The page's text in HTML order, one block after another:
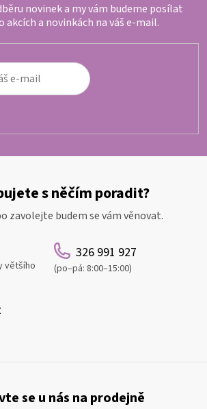
novinek a my vám budeme posílat
akcích a novinkách na váš e-mail.
s něčím poradit?
zavolejte budem se vám věnovat.
většího
326 991 927
(po–pá: 8:00–15:00)
se u nás na prodejně